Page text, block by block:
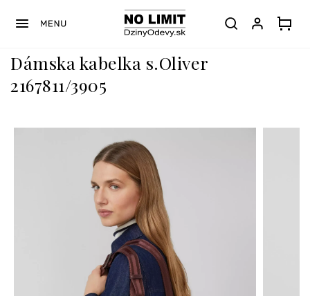
Dámska kabelka s.Oliver
2167811/3905